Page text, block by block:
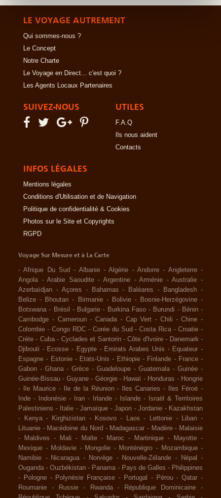
LE VOYAGE AUTREMENT
Qui sommes-nous ?
Le Concept
Notre Charte
Le Voyage en Direct... c'est quoi ?
Les Agents Locaux Partenaires
SUIVEZ-NOUS UTILES
F.A.Q
Ils nous aident
Contacts
INFOS LÉGALES
Mentions légales
Conditions d'Utilisation et de Navigation
Politique de confidentialité & Cookies
Photos sur le Site et Copyrights
RGPD
Voyage Sur Mesure et à La Carte
-Afrique Du Sud - Albanie -Algérie -Andorre - Angleterre -
Angola -Arabie Saoudite -Argentine -Arménie -Australie -
Azerbaïdjan - Açores - Bahamas - Baléares - Bangladesh -
Belize - Bhoutan - Birmanie - Bolivie - Bosnie-Herzégovine -
Botswana - Brésil - Bulgarie - Burkina Faso - Burundi - Bénin -
Cambodge - Cameroun - Canada - Cap Vert - Chili -Chine -
Colombie - Congo RDC - Corée du Sud -Costa Rica -Croatie -
Crète - Cuba - Cyclades et Santorin -Côte d'Ivoire - Danemark -
Djibouti - Ecosse - Egypte - Emirats Arabes Unis - Equateur -
Espagne - Estonie - Etats-Unis - Ethiopie - Finlande - France -
Gabon - Ghana - Grèce - Guadeloupe - Guatemala - Guinée -
Guinée-Bissau - Guyane - Géorgie - Hawaï - Honduras - Hongrie
-
Ile Maurice - Ile de la Réunion - Iles Canaries - Iles Féroé -
Inde - Indonésie - Iran - Irlande - Islande -
Israël & Territoires
Palestiniens - Italie - Jamaïque - Japon - Jordanie - Kazakhstan
-
Kenya - Kirghizistan - Kosovo - Laos - Lettonie - Liban -
Lituanie - Macédoine du Nord - Madagascar - Madère - Malaisie
-
Maldives - Mali - Malte - Maroc - Martinique - Mayotte -
Mexique - Moldavie - Mongolie - Monténégro - Mozambique -
Namibie - Nicaragua - Norvège - Nouvelle-Zélande - Népal
-
Ouganda -Ouzbékistan - Panama - Pays de Galles - Philippines
-
Pologne - Polynésie Française - Portugal - Pérou -Qatar -
Roumanie
- Russie - Rwanda - République Dominicaine
-